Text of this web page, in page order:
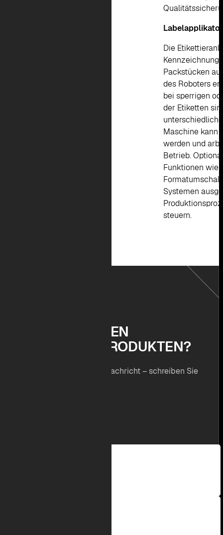
Die
Packstücken
des Roboters
bei sperrigen
der Etiketten
Maschine kann
werden und
Betrieb.
Funktionen wie
Systemen
steuern.
EN
RODUKTEN?
Wir freuen uns auf Ihre Nachricht – schreiben Sie